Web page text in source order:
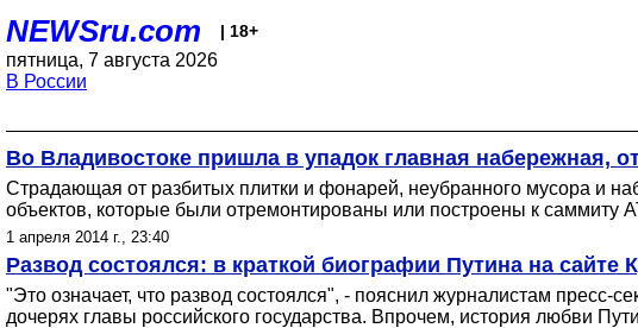
NEWSru.com | 18+
пятница, 7 августа 2026
В России
Во Владивостоке пришла в упадок главная набережная,
Страдающая от разбитых плитки и фонарей, неубранного мусора и
объектов, которые были отремонтированы или построены к
1 апреля 2014 г., 23:40
Развод состоялся: в краткой биографии Путина на
"Это означает, что развод состоялся", - пояснил журналистам пресс-
дочерях главы российского государства. Впрочем, история любви